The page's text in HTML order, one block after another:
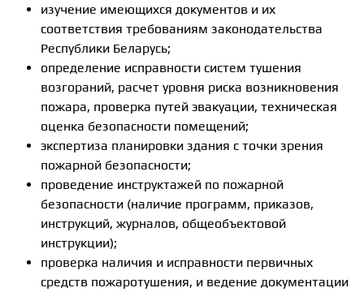
изучение имеющихся документов и их
соответствия требованиям законодательства
Республики Беларусь;
определение исправности систем тушения
возгораний, расчет уровня риска возникновения
пожара, проверка путей эвакуации, техническая
оценка безопасности помещений;
экспертиза планировки здания с точки зрения
пожарной безопасности;
проведение инструктажей по пожарной
безопасности (наличие программ, приказов,
инструкций, журналов, общеобъектовой
инструкции);
проверка наличия и исправности первичных
средств пожаротушения, и ведение документации